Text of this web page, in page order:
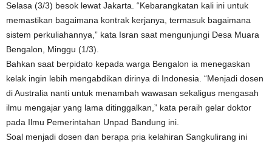
Selasa (3/3) besok lewat Jakarta. “Kebarangkatan kali ini untuk
memastikan bagaimana kontrak kerjanya, termasuk bagaimana
sistem perkuliahannya,” kata Isran saat mengunjungi Desa Muara
Bengalon, Minggu (1/3).
Bahkan saat berpidato kepada warga Bengalon ia menegaskan
kelak ingin lebih mengabdikan dirinya di Indonesia. “Menjadi dosen
di Australia nanti untuk menambah wawasan sekaligus mengasah
ilmu mengajar yang lama ditinggalkan,” kata peraih gelar doktor
pada Ilmu Pemerintahan Unpad Bandung ini.
Soal menjadi dosen dan berapa pria kelahiran Sangkulirang ini